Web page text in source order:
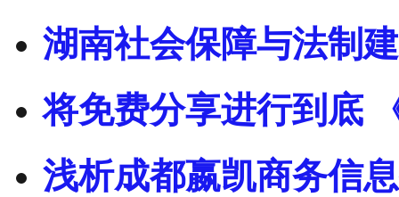
湖南社会保障与法制
将免费分享进行到底
浅析成都嬴凯商务信